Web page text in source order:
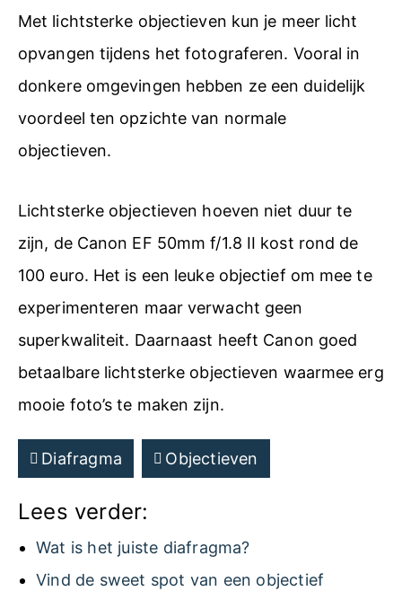
Met lichtsterke objectieven kun je meer licht
opvangen tijdens het fotograferen. Vooral in
donkere omgevingen hebben ze een duidelijk
voordeel ten opzichte van normale
objectieven.
Lichtsterke objectieven hoeven niet duur te
zijn, de Canon EF 50mm f/1.8 II kost rond de
100 euro. Het is een leuke objectief om mee te
experimenteren maar verwacht geen
superkwaliteit. Daarnaast heeft Canon goed
betaalbare lichtsterke objectieven waarmee erg
mooie foto’s te maken zijn.
Diafragma Objectieven
Lees verder:
Wat is het juiste diafragma?
Vind de sweet spot van een objectief